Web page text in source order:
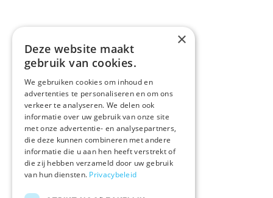
ASSORTIMENT
Promotiekleding
Onze merken
Alle producten
IN EEN NOTENDOP
×
Deze website maakt
gebruik van cookies.
We gebruiken cookies om inhoud en
advertenties te personaliseren en om ons
verkeer te analyseren. We delen ook
informatie over uw gebruik van onze site
met onze advertentie- en analysepartners,
die deze kunnen combineren met andere
informatie die u aan hen heeft verstrekt of
die zij hebben verzameld door uw gebruik
van hun diensten. Privacybeleid